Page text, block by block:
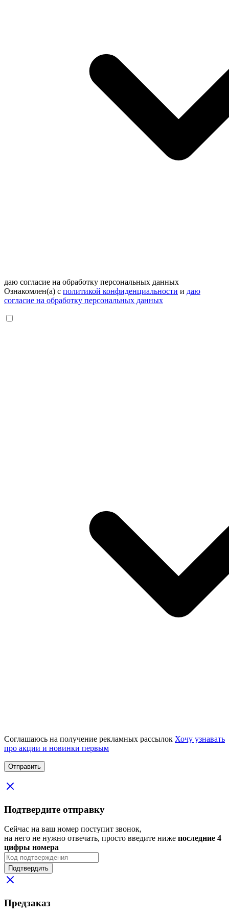
даю согласие на обработку персональных данных
Ознакомлен(а) с политикой конфиденциальности и даю
согласие на обработку персональных данных
Соглашаюсь на получение рекламных рассылок Хочу узнавать
про акции и новинки первым
Подтвердите отправку
Сейчас на ваш номер поступит звонок,
на него не нужно отвечать, просто введите ниже последние 4
цифры номера
Подтвердить
Предзаказ